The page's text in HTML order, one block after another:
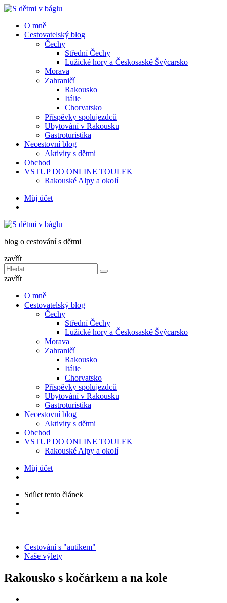
Menu
Menu
O mně
Cestovatelský blog
Čechy
Střední Čechy
Lužické hory a Českosaské Švýcarsko
Morava
Zahraničí
Rakousko
Itálie
Chorvatsko
Příspěvky spolujezdců
Ubytování v Rakousku
Gastroturistika
Necestovní blog
Aktivity s dětmi
Obchod
VSTUP DO ONLINE TOULEK
Rakouské Alpy a okolí
HledatMůj účet
v
blog o cestování s dětmi
zavřít
Vyhledávání
pro:
Hledat
zavřít
O mně
Cestovatelský blog
Čechy
Střední Čechy
Lužické hory a Českosaské Švýcarsko
Morava
Zahraničí
Rakousko
Itálie
Chorvatsko
Příspěvky spolujezdců
Ubytování v Rakousku
Gastroturistika
Necestovní blog
Aktivity s dětmi
Obchod
VSTUP DO ONLINE TOULEK
Rakouské Alpy a okolí
Můj účet
Sdílet tento článek
KategorieCestování s "autíkem"
Naše výlety
Rakousko s kočárkem a na kole